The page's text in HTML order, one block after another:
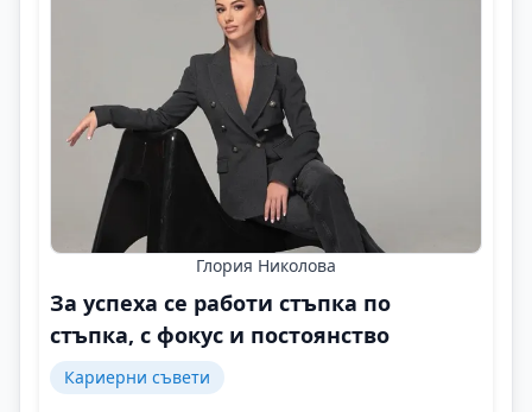
Глория Николова
За успеха се работи стъпка по
стъпка, с фокус и постоянство
Кариерни съвети